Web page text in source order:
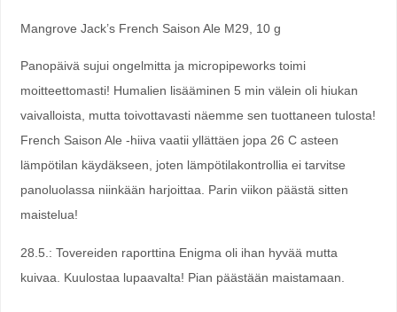
Mangrove Jack’s French Saison Ale M29, 10 g
Panopäivä sujui ongelmitta ja micropipeworks toimi
moitteettomasti! Humalien lisääminen 5 min välein oli hiukan
vaivalloista, mutta toivottavasti näemme sen tuottaneen tulosta!
French Saison Ale -hiiva vaatii yllättäen jopa 26 C asteen
lämpötilan käydäkseen, joten lämpötilakontrollia ei tarvitse
panoluolassa niinkään harjoittaa. Parin viikon päästä sitten
maistelua!
28.5.: Tovereiden raporttina Enigma oli ihan hyvää mutta
kuivaa. Kuulostaa lupaavalta! Pian päästään maistamaan.